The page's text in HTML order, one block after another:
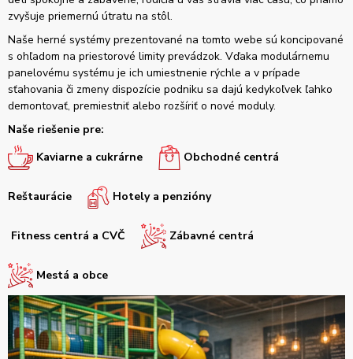
zvyšuje priemernú útratu na stôl.
Naše herné systémy prezentované na tomto webe sú koncipované
s ohľadom na priestorové limity prevádzok. Vďaka modulárnemu
panelovému systému je ich umiestnenie rýchle a v prípade
sťahovania či zmeny dispozície podniku sa dajú kedykoľvek ľahko
demontovať, premiestniť alebo rozšíriť o nové moduly.
Naše riešenie pre:
Kaviarne a cukrárne
Obchodné centrá
Reštaurácie Hotely a penzióny
Fitness centrá a CVČ Zábavné centrá
Mestá a obce